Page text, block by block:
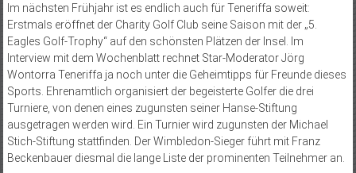
Im nächsten Frühjahr ist es endlich auch für Teneriffa soweit:
Erstmals eröffnet der Charity Golf Club seine Saison mit der „5.
Eagles Golf-Trophy“ auf den schönsten Plätzen der Insel. Im
Interview mit dem Wochenblatt rechnet Star-Moderator Jörg
Wontorra Teneriffa ja noch unter die Geheimtipps für Freunde dieses
Sports. Ehrenamtlich organisiert der begeisterte Golfer die drei
Turniere, von denen eines zugunsten seiner Hanse-Stiftung
ausgetragen werden wird. Ein Turnier wird zugunsten der Michael
Stich-Stiftung stattfinden. Der Wimbledon-Sieger führt mit Franz
Beckenbauer diesmal die lange Liste der prominenten Teilnehmer an.